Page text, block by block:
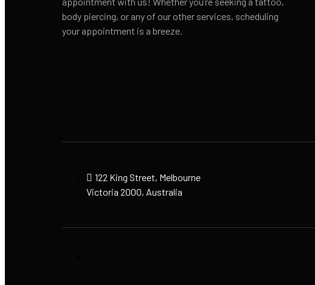
body piercing, or any of our other services, scheduling
your appointment is a breeze.
122 King Street, Melbourne
Victoria 2000, Australia